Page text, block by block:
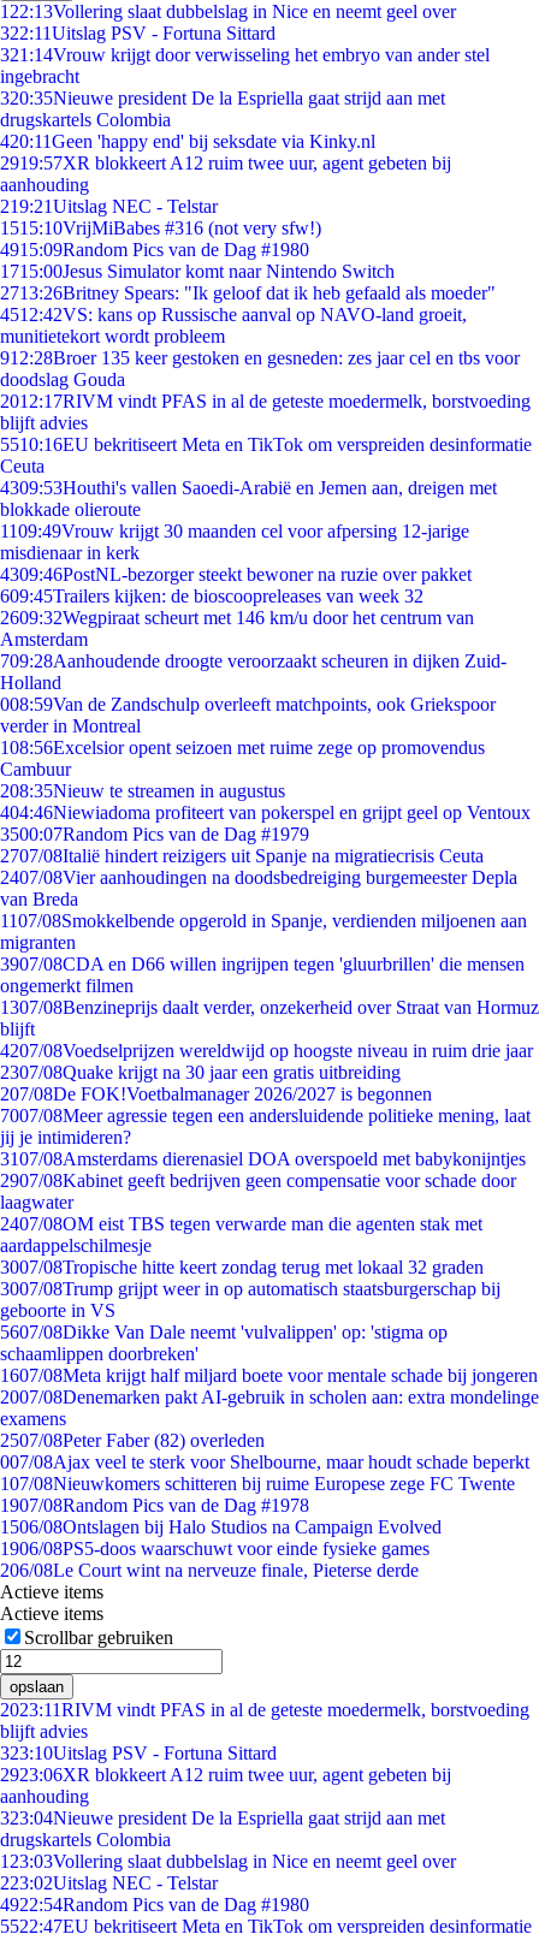
1 22:13Vollering slaat dubbelslag in Nice en neemt geel over
322:11Uitslag PSV - Fortuna Sittard
321:14Vrouw krijgt door verwisseling het embryo van ander stel
ingebracht
320:35Nieuwe president De la Espriella gaat strijd aan met
drugskartels Colombia
420:11Geen 'happy end' bij seksdate via Kinky.nl
2919:57XR blokkeert A12 ruim twee uur, agent gebeten bij
aanhouding
219:21Uitslag NEC - Telstar
1515:10VrijMiBabes #316 (not very sfw!)
4915:09Random Pics van de Dag #1980
1715:00Jesus Simulator komt naar Nintendo Switch
2713:26Britney Spears: "Ik geloof dat ik heb gefaald als moeder"
4512:42VS: kans op Russische aanval op NAVO-land groeit,
munitietekort wordt probleem
912:28Broer 135 keer gestoken en gesneden: zes jaar cel en tbs voor
doodslag Gouda
2012:17RIVM vindt PFAS in al de geteste moedermelk, borstvoeding
blijft advies
5510:16EU bekritiseert Meta en TikTok om verspreiden desinformatie
Ceuta
4309:53Houthi's vallen Saoedi-Arabië en Jemen aan, dreigen met
blokkade olieroute
1109:49Vrouw krijgt 30 maanden cel voor afpersing 12-jarige
misdienaar in kerk
4309:46PostNL-bezorger steekt bewoner na ruzie over pakket
609:45Trailers kijken: de bioscoopreleases van week 32
2609:32Wegpiraat scheurt met 146 km/u door het centrum van
Amsterdam
709:28Aanhoudende droogte veroorzaakt scheuren in dijken Zuid-
Holland
008:59Van de Zandschulp overleeft matchpoints, ook Griekspoor
verder in Montreal
108:56Excelsior opent seizoen met ruime zege op promovendus
Cambuur
208:35Nieuw te streamen in augustus
404:46Niewiadoma profiteert van pokerspel en grijpt geel op Ventoux
3500:07Random Pics van de Dag #1979
2707/08Italië hindert reizigers uit Spanje na migratiecrisis Ceuta
2407/08Vier aanhoudingen na doodsbedreiging burgemeester Depla
van Breda
1107/08Smokkelbende opgerold in Spanje, verdienden miljoenen aan
migranten
3907/08CDA en D66 willen ingrijpen tegen 'gluurbrillen' die mensen
ongemerkt filmen
1307/08Benzineprijs daalt verder, onzekerheid over Straat van Hormuz
blijft
4207/08Voedselprijzen wereldwijd op hoogste niveau in ruim drie jaar
2307/08Quake krijgt na 30 jaar een gratis uitbreiding
207/08De FOK!Voetbalmanager 2026/2027 is begonnen
7007/08Meer agressie tegen een andersluidende politieke mening, laat
jij je intimideren?
3107/08Amsterdams dierenasiel DOA overspoeld met babykonijntjes
2907/08Kabinet geeft bedrijven geen compensatie voor schade door
laagwater
2407/08OM eist TBS tegen verwarde man die agenten stak met
aardappelschilmesje
3007/08Tropische hitte keert zondag terug met lokaal 32 graden
3007/08Trump grijpt weer in op automatisch staatsburgerschap bij
geboorte in VS
5607/08Dikke Van Dale neemt 'vulvalippen' op: 'stigma op
schaamlippen doorbreken'
1607/08Meta krijgt half miljard boete voor mentale schade bij jongeren
2007/08Denemarken pakt AI-gebruik in scholen aan: extra mondelinge
examens
2507/08Peter Faber (82) overleden
007/08Ajax veel te sterk voor Shelbourne, maar houdt schade beperkt
107/08Nieuwkomers schitteren bij ruime Europese zege FC Twente
1907/08Random Pics van de Dag #1978
1506/08Ontslagen bij Halo Studios na Campaign Evolved
1906/08PS5-doos waarschuwt voor einde fysieke games
206/08Le Court wint na nerveuze finale, Pieterse derde
Actieve items
Actieve items
Scrollbar gebruiken
opslaan
2023:11RIVM vindt PFAS in al de geteste moedermelk, borstvoeding
blijft advies
323:10Uitslag PSV - Fortuna Sittard
2923:06XR blokkeert A12 ruim twee uur, agent gebeten bij
aanhouding
323:04Nieuwe president De la Espriella gaat strijd aan met
drugskartels Colombia
1 23:03Vollering slaat dubbelslag in Nice en neemt geel over
223:02Uitslag NEC - Telstar
4922:54Random Pics van de Dag #1980
5522:47EU bekritiseert Meta en TikTok om verspreiden desinformatie